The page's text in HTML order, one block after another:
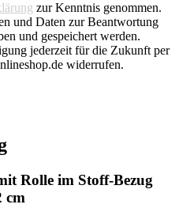
zur Kenntnis genommen.
und Daten zur Beantwortung
und gespeichert werden.
jederzeit für die Zukunft per
widerrufen.
Rolle im Stoff-Bezug
cm